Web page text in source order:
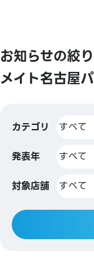
お知らせの絞
メイト名古屋パ
カテゴリ
発表年
対象店舗